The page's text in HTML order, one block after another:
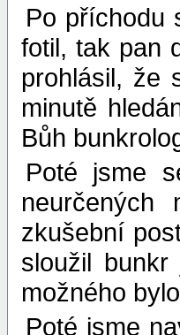
Po příchodu
fotil, tak pan
prohlásil, že
minutě
Bůh
Poté jsme
zkušební
sloužil
možného
Poté jsme